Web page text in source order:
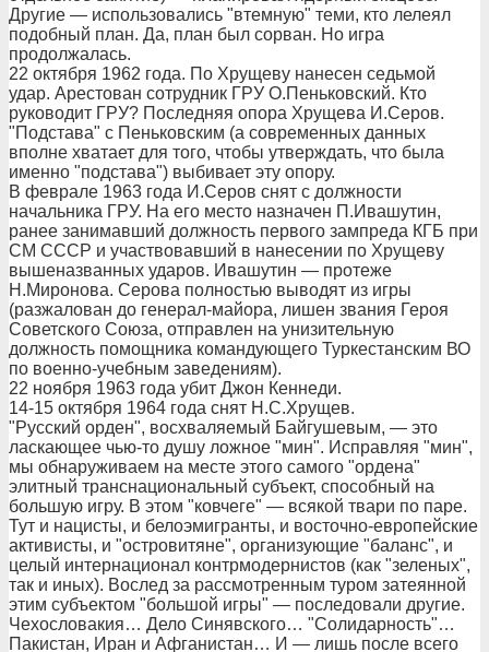
Другие — использовались "втемную" теми, кто лелеял
подобный план. Да, план был сорван. Но игра
продолжалась.
22 октября 1962 года. По Хрущеву нанесен седьмой
удар. Арестован сотрудник ГРУ О.Пеньковский. Кто
руководит ГРУ? Последняя опора Хрущева И.Серов.
"Подстава" с Пеньковским (а современных данных
вполне хватает для того, чтобы утверждать, что была
именно "подстава") выбивает эту опору.
В феврале 1963 года И.Серов снят с должности
начальника ГРУ. На его место назначен П.Ивашутин,
ранее занимавший должность первого зампреда КГБ при
СМ СССР и участвовавший в нанесении по Хрущеву
вышеназванных ударов. Ивашутин — протеже
Н.Миронова. Серова полностью выводят из игры
(разжалован до генерал-майора, лишен звания Героя
Советского Союза, отправлен на унизительную
должность помощника командующего Туркестанским ВО
по военно-учебным заведениям).
22 ноября 1963 года убит Джон Кеннеди.
14-15 октября 1964 года снят Н.С.Хрущев.
"Русский орден", восхваляемый Байгушевым, — это
ласкающее чью-то душу ложное "мин". Исправляя "мин",
мы обнаруживаем на месте этого самого "ордена"
элитный транснациональный субъект, способный на
большую игру. В этом "ковчеге" — всякой твари по паре.
Тут и нацисты, и белоэмигранты, и восточно-европейские
активисты, и "островитяне", организующие "баланс", и
целый интернационал контрмодернистов (как "зеленых",
так и иных). Вослед за рассмотренным туром затеянной
этим субъектом "большой игры" — последовали другие.
Чехословакия… Дело Синявского… "Солидарность"…
Пакистан, Иран и Афганистан… И — лишь после всего